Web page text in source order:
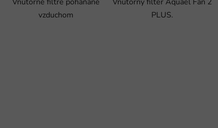
vzduchom
PLUS.